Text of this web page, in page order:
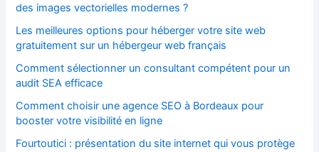
des images vectorielles modernes ?
Les meilleures options pour héberger votre site web
gratuitement sur un hébergeur web français
Comment sélectionner un consultant compétent pour un
audit SEA efficace
Comment choisir une agence SEO à Bordeaux pour
booster votre visibilité en ligne
Fourtoutici : présentation du site internet qui vous protège